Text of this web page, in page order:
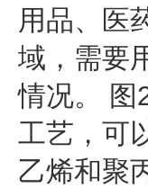
用品、医
域，需要
情况。 图
工艺，可
乙烯和聚